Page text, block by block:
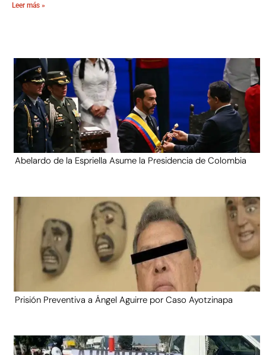
Leer más »
Abelardo de la Espriella Asume la Presidencia de Colombia
Prisión Preventiva a Ángel Aguirre por Caso Ayotzinapa